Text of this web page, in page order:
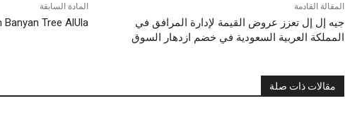
المادة السابقة
Banyan Tree AlUla
المقالة القادمة
جيه إل إل تعزز عروض القيمة لإدارة المرافق في
المملكة العربية السعودية في خضم ازدهار السوق
مقالات ذات صلة